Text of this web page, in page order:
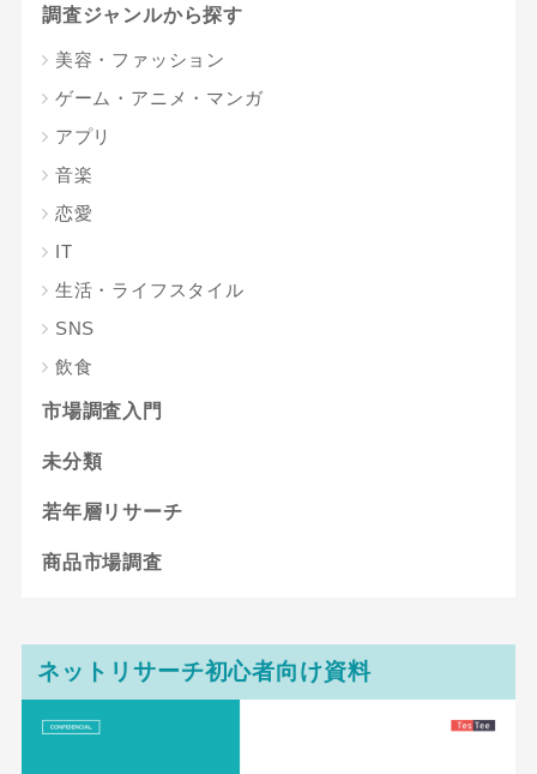
調査ジャンルから探す
美容・ファッション
ゲーム・アニメ・マンガ
アプリ
音楽
恋愛
IT
生活・ライフスタイル
SNS
飲食
市場調査入門
未分類
若年層リサーチ
商品市場調査
ネットリサーチ初心者向け資料